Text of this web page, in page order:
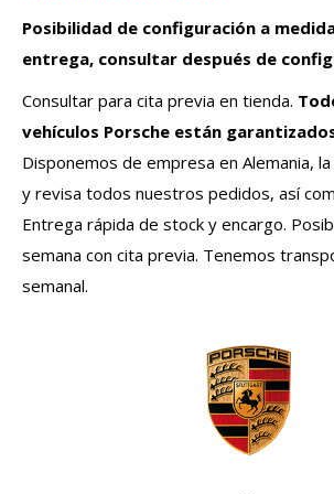
Posibilidad de configuración a
entrega, consultar después de
Consultar para cita previa en tienda.
vehículos Porsche están
Disponemos de empresa en Alemania,
y revisa todos nuestros pedidos, así
Entrega rápida de stock y encargo.
semana con cita previa. Tenemos
semanal.